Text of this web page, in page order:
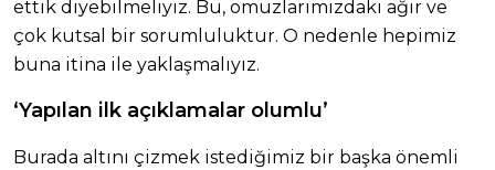
ettik diyebilmeliyiz. Bu, omuzlarımızdaki ağır ve
çok kutsal bir sorumluluktur. O nedenle hepimiz
buna itina ile yaklaşmalıyız.
‘Yapılan ilk açıklamalar olumlu’
Burada altını çizmek istediğimiz bir başka önemli